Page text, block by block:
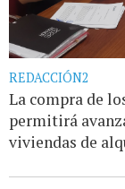
REDACCIÓN2
La compra de
permitirá
viviendas de